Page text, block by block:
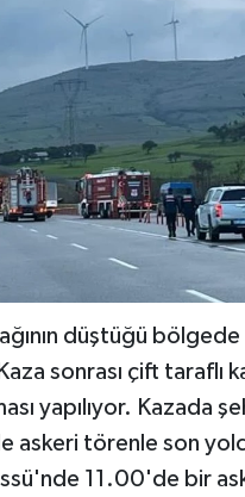
düştüğü
sonrası çift taraflı
yapılıyor. Kazada
askeri törenle son
11.00'de bir